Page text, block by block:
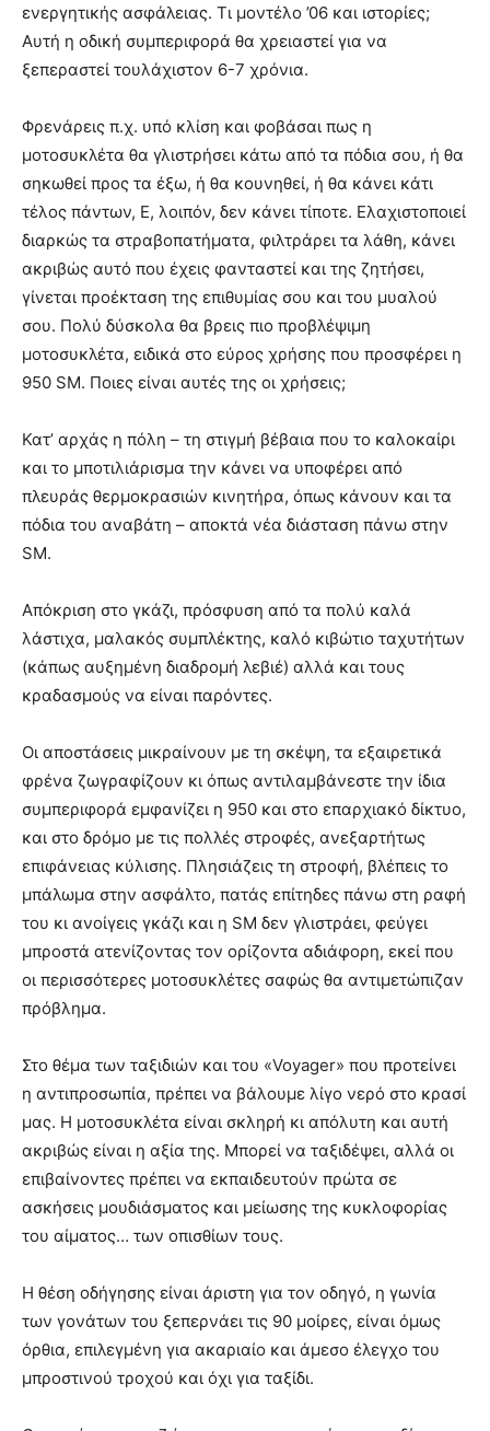
ενεργητικής ασφάλειας. Τι μοντέλο ’06 και ιστορίες;
Αυτή η οδική συμπεριφορά θα χρειαστεί για να
ξεπεραστεί τουλάχιστον 6-7 χρόνια.
Φρενάρεις π.χ. υπό κλίση και φοβάσαι πως η
μοτοσυκλέτα θα γλιστρήσει κάτω από τα πόδια σου, ή θα
σηκωθεί προς τα έξω, ή θα κουνηθεί, ή θα κάνει κάτι
τέλος πάντων, Ε, λοιπόν, δεν κάνει τίποτε. Ελαχιστοποιεί
διαρκώς τα στραβοπατήματα, φιλτράρει τα λάθη, κάνει
ακριβώς αυτό που έχεις φανταστεί και της ζητήσει,
γίνεται προέκταση της επιθυμίας σου και του μυαλού
σου. Πολύ δύσκολα θα βρεις πιο προβλέψιμη
μοτοσυκλέτα, ειδικά στο εύρος χρήσης που προσφέρει η
950 SM. Ποιες είναι αυτές της οι χρήσεις;
Κατ’ αρχάς η πόλη – τη στιγμή βέβαια που το καλοκαίρι
και το μποτιλιάρισμα την κάνει να υποφέρει από
πλευράς θερμοκρασιών κινητήρα, όπως κάνουν και τα
πόδια του αναβάτη – αποκτά νέα διάσταση πάνω στην
SM.
Απόκριση στο γκάζι, πρόσφυση από τα πολύ καλά
λάστιχα, μαλακός συμπλέκτης, καλό κιβώτιο ταχυτήτων
(κάπως αυξημένη διαδρομή λεβιέ) αλλά και τους
κραδασμούς να είναι παρόντες.
Οι αποστάσεις μικραίνουν με τη σκέψη, τα εξαιρετικά
φρένα ζωγραφίζουν κι όπως αντιλαμβάνεστε την ίδια
συμπεριφορά εμφανίζει η 950 και στο επαρχιακό δίκτυο,
και στο δρόμο με τις πολλές στροφές, ανεξαρτήτως
επιφάνειας κύλισης. Πλησιάζεις τη στροφή, βλέπεις το
μπάλωμα στην ασφάλτο, πατάς επίτηδες πάνω στη ραφή
του κι ανοίγεις γκάζι και η SM δεν γλιστράει, φεύγει
μπροστά ατενίζοντας τον ορίζοντα αδιάφορη, εκεί που
οι περισσότερες μοτοσυκλέτες σαφώς θα αντιμετώπιζαν
πρόβλημα.
Στο θέμα των ταξιδιών και του «Voyager» που προτείνει
η αντιπροσωπία, πρέπει να βάλουμε λίγο νερό στο κρασί
μας. Η μοτοσυκλέτα είναι σκληρή κι απόλυτη και αυτή
ακριβώς είναι η αξία της. Μπορεί να ταξιδέψει, αλλά οι
επιβαίνοντες πρέπει να εκπαιδευτούν πρώτα σε
ασκήσεις μουδιάσματος και μείωσης της κυκλοφορίας
του αίματος… των οπισθίων τους.
Η θέση οδήγησης είναι άριστη για τον οδηγό, η γωνία
των γονάτων του ξεπερνάει τις 90 μοίρες, είναι όμως
όρθια, επιλεγμένη για ακαριαίο και άμεσο έλεγχο του
μπροστινού τροχού και όχι για ταξίδι.